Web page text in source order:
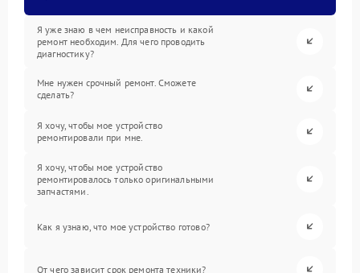
Я уже знаю в чем неисправность и какой
ремонт необходим. Для чего проводить
диагностику?
Мне нужен срочный ремонт. Сможете
сделать?
Я хочу, чтобы мое устройство
ремонтировали при мне.
Я хочу, чтобы мое устройство
ремонтировалось только оригинальными
запчастями.
Как я узнаю, что мое устройство готово?
От чего зависит срок ремонта техники?